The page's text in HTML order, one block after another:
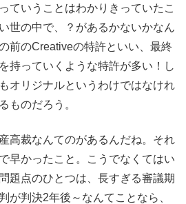
ていうことはわかりきっていたこ
世の中で、？があるかないかなん
前のCreativeの特許といい、最終
持っていくような特許が多い！し
オリジナルというわけではなけれ
ものだろう。
高裁なんてのがあるんだね。それ
早かったこと。こうでなくてはい
題点のひとつは、長すぎる審議期
が判決2年後～なんてことなら、